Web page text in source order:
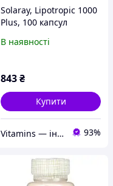
Solaray, Lipotropic 1000
Plus, 100 капсул
В наявності
843₴
Купити
Vitamins — інтернет-магазин вітамінів та мінералів 93%